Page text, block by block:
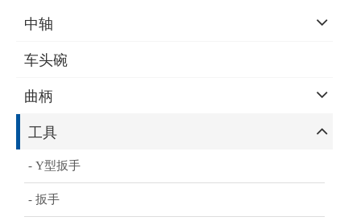
中轴
车头碗
曲柄
工具
- Y型扳手
- 扳手